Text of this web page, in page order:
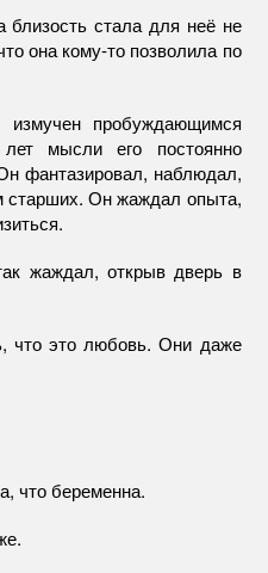
стала для неё не
она кому-то позволила по
пробуждающимся
мысли его постоянно
фантазировал, наблюдал,
старших. Он жаждал опыта,
жаждал, открыв дверь в
что это любовь. Они даже
что беременна.